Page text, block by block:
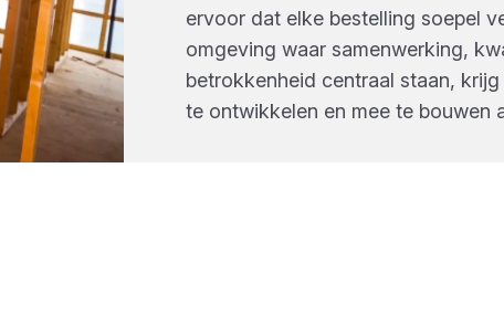
ervoor dat elke bestelling soepel
omgeving waar samenwerking,
betrokkenheid centraal staan,
te ontwikkelen en mee te bouwen